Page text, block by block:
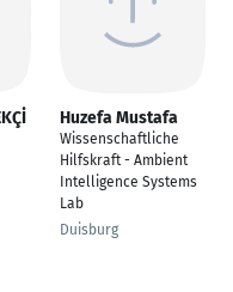
Huzefa Mustafa
Wissenschaftliche
Hilfskraft - Ambient
Intelligence Systems
Lab
Duisburg